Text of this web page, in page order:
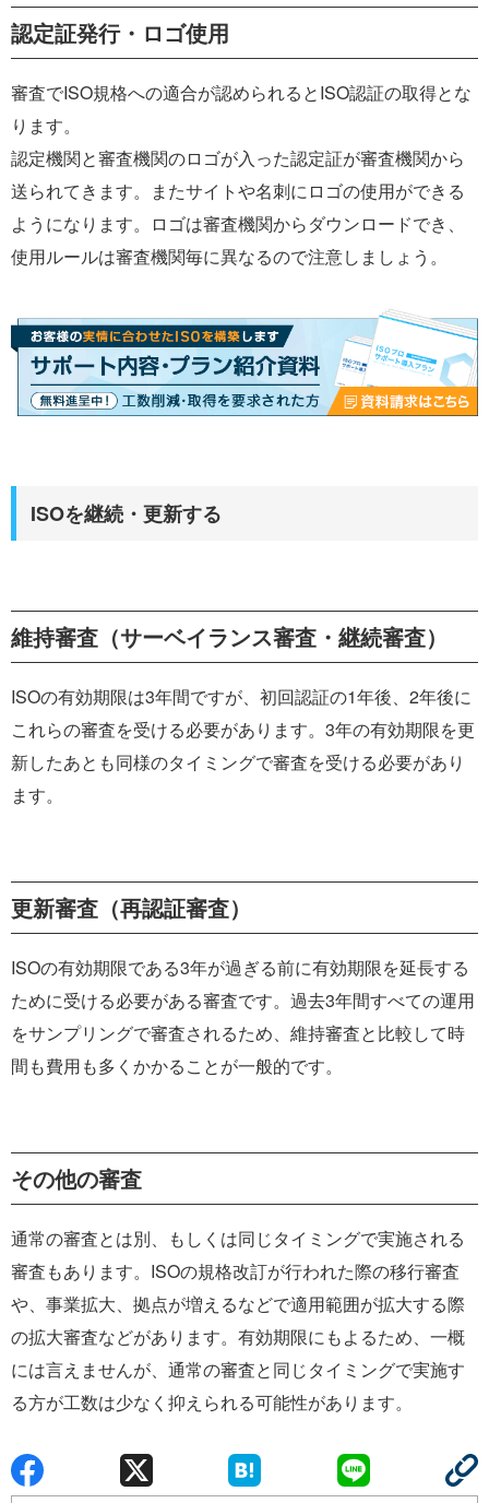
認定証発行・ロゴ使用
審査でISO規格への適合が認められるとISO認証の取得とな
ります。
認定機関と審査機関のロゴが入った認定証が審査機関から
送られてきます。またサイトや名刺にロゴの使用ができる
ようになります。ロゴは審査機関からダウンロードでき、
使用ルールは審査機関毎に異なるので注意しましょう。
ISOを継続・更新する
維持審査（サーベイランス審査・継続審査）
ISOの有効期限は3年間ですが、初回認証の1年後、2年後に
これらの審査を受ける必要があります。3年の有効期限を更
新したあとも同様のタイミングで審査を受ける必要があり
ます。
更新審査（再認証審査）
ISOの有効期限である3年が過ぎる前に有効期限を延長する
ために受ける必要がある審査です。過去3年間すべての運用
をサンプリングで審査されるため、維持審査と比較して時
間も費用も多くかかることが一般的です。
その他の審査
通常の審査とは別、もしくは同じタイミングで実施される
審査もあります。ISOの規格改訂が行われた際の移行審査
や、事業拡大、拠点が増えるなどで適用範囲が拡大する際
の拡大審査などがあります。有効期限にもよるため、一概
には言えませんが、通常の審査と同じタイミングで実施す
る方が工数は少なく抑えられる可能性があります。